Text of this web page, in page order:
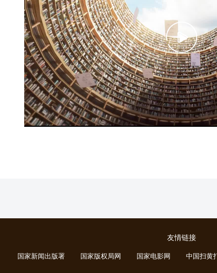
友情链接
国家新闻出版署 国家版权局网 国家电影网 中国扫黄